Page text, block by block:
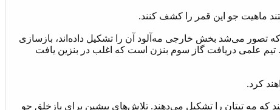
ماهیت جو این قمر را کشف کنند.
که تصور می‌شد بخش خارجی مه‌آلود آن‌ را تشکیل داد‌ه‌اند، بازسازی
تیم علمی دریافت گاز سوم بنزن است که اغلب در بنزین یافت
کرد.
که مه تیتان را تشکیل می‌دهند. تلاش‌های پیشین برای بازخلق جو